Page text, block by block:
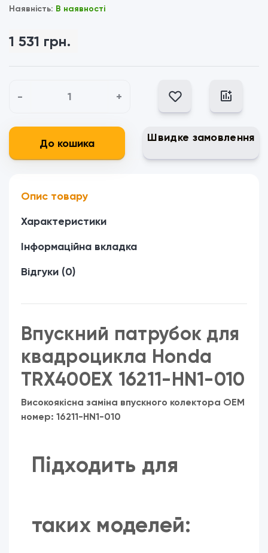
Наявність: В наявності
1 531 грн.
- +
До кошика Швидке замовлення
Опис товару
Характеристики
Інформаційна вкладка
Відгуки (0)
Впускний патрубок для
квадроцикла Honda
TRX400EX 16211-HN1-010
Високоякісна заміна впускного колектора OEM
номер: 16211-HN1-010
Підходить для
таких моделей: